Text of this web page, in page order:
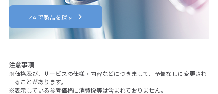
ZAIで製品を探す
注意事項
価格及び、サービスの仕様・内容などにつきまして、予告なしに変更され
ることがあります。
表示している参考価格に消費税等は含まれておりません。